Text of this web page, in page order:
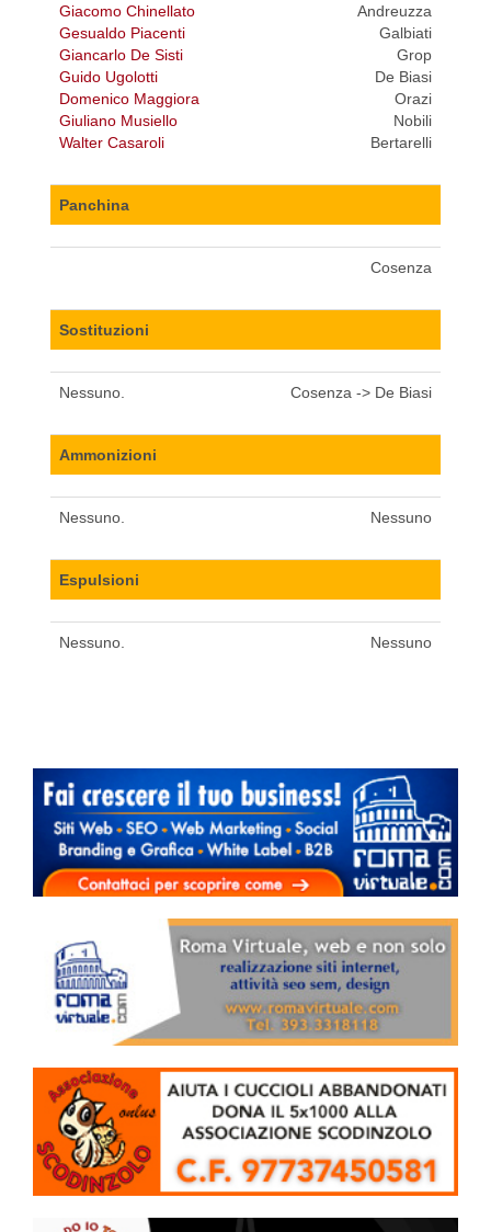
Giacomo Chinellato
Gesualdo Piacenti
Giancarlo De Sisti
Guido Ugolotti
Domenico Maggiora
Giuliano Musiello
Walter Casaroli
Andreuzza
Galbiati
Grop
De Biasi
Orazi
Nobili
Bertarelli
Panchina
Cosenza
Sostituzioni
Nessuno. Cosenza -> De Biasi
Ammonizioni
Nessuno. Nessuno
Espulsioni
Nessuno. Nessuno